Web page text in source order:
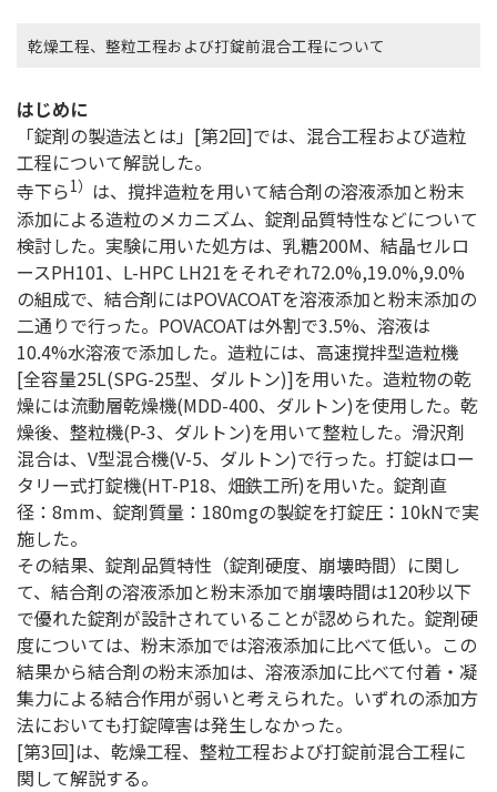
乾燥工程、整粒工程および打錠前混合工程について
はじめに
「錠剤の製造法とは」[第2回]では、混合工程および造粒
工程について解説した。
寺下ら1） は、撹拌造粒を用いて結合剤の溶液添加と粉末
添加による造粒のメカニズム、錠剤品質特性などについて
検討した。実験に用いた処方は、乳糖200M、結晶セルロ
ースPH101、L-HPC LH21をそれぞれ72.0%,19.0%,9.0%
の組成で、結合剤にはPOVACOATを溶液添加と粉末添加の
二通りで行った。POVACOATは外割で3.5%、溶液は
10.4%水溶液で添加した。造粒には、高速撹拌型造粒機
[全容量25L(SPG-25型、ダルトン)]を用いた。造粒物の乾
燥には流動層乾燥機(MDD-400、ダルトン)を使用した。乾
燥後、整粒機(P-3、ダルトン)を用いて整粒した。滑沢剤
混合は、V型混合機(V-5、ダルトン)で行った。打錠はロー
タリー式打錠機(HT-P18、畑鉄工所)を用いた。錠剤直
径：8mm、錠剤質量：180mgの製錠を打錠圧：10kNで実
施した。
その結果、錠剤品質特性（錠剤硬度、崩壊時間）に関し
て、結合剤の溶液添加と粉末添加で崩壊時間は120秒以下
で優れた錠剤が設計されていることが認められた。錠剤硬
度については、粉末添加では溶液添加に比べて低い。この
結果から結合剤の粉末添加は、溶液添加に比べて付着・凝
集力による結合作用が弱いと考えられた。いずれの添加方
法においても打錠障害は発生しなかった。
[第3回]は、乾燥工程、整粒工程および打錠前混合工程に
関して解説する。